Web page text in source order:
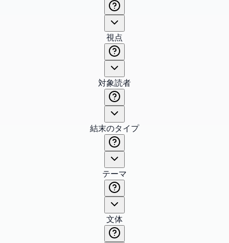
視点
対象読者
結末のタイプ
テーマ
文体